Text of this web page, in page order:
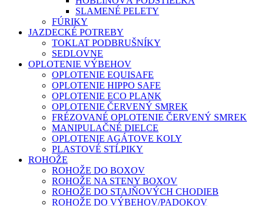
SLAMENÉ PELETY
FÚRIKY
JAZDECKÉ POTREBY
TOKLAT PODBRUŠNÍKY
SEDLOVNE
OPLOTENIE VÝBEHOV
OPLOTENIE EQUISAFE
OPLOTENIE HIPPO SAFE
OPLOTENIE ECO PLANK
OPLOTENIE ČERVENÝ SMREK
FRÉZOVANÉ OPLOTENIE ČERVENÝ SMREK
MANIPULAČNÉ DIELCE
OPLOTENIE AGÁTOVE KOLY
PLASTOVÉ STĹPIKY
ROHOŽE
ROHOŽE DO BOXOV
ROHOŽE NA STENY BOXOV
ROHOŽE DO STAJŇOVÝCH CHODIEB
ROHOŽE DO VÝBEHOV/PADOKOV